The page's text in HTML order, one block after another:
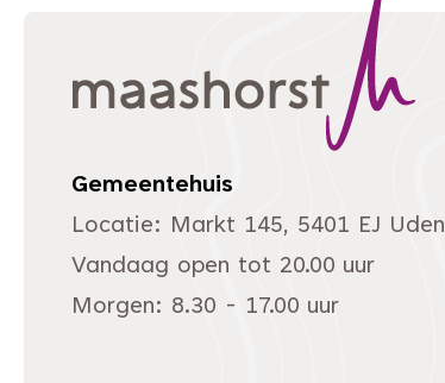
Gemeentehuis
Locatie: Markt 145, 5401 EJ Uden
Vandaag open tot 20.00 uur
Morgen: 8.30 - 17.00 uur